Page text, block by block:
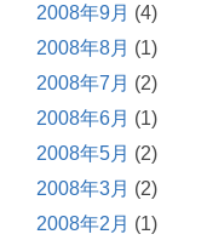
2008年9月 (4)
2008年8月 (1)
2008年7月 (2)
2008年6月 (1)
2008年5月 (2)
2008年3月 (2)
2008年2月 (1)